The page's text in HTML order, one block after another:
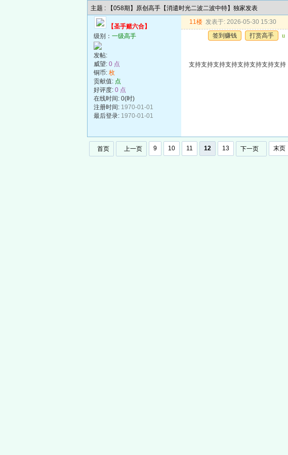
主题 : 【058期】原创高手【消遣时光二波二波中特】独家发表
【圣手赌六合】
级别： 一级高手
发帖:
威望: 0 点
铜币: 枚
贡献值: 点
好评度: 0 点
在线时间: 0(时)
注册时间: 1970-01-01
最后登录: 1970-01-01
11楼 发表于: 2026-05-30 15:30
签到赚钱
打赏高手 u
支持支持支持支持支持支持支持支持
首页 上一页 9 10 11 12 13 下一页 末页